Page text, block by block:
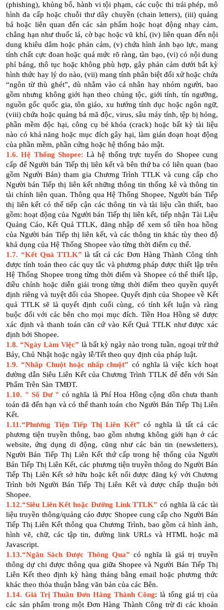
(phishing), khủng bố, hành vi tội phạm, các cuộc thi trái phép, mô
hình đa cấp hoặc chuỗi thư dây chuyền (chain letters), (iii) quảng
bá hoặc liên quan đến các sản phẩm hoặc hoạt động nhạy cảm,
chẳng hạn như thuốc lá, cờ bạc hoặc vũ khí, (iv) liên quan đến nội
dung khiêu dâm hoặc phản cảm, (v) chứa hình ảnh bạo lực, mang
tính chất cực đoan hoặc quá mức rõ ràng, tàn bạo, (vi) có nội dung
phỉ báng, thô tục hoặc không phù hợp, gây phản cảm dưới bất kỳ
hình thức hay lý do nào, (vii) mang tính phân biệt đối xử hoặc chứa
“ngôn từ thù ghét”, dù nhằm vào cá nhân hay nhóm người, bao
gồm nhưng không giới hạn theo chủng tộc, giới tính, tín ngưỡng,
nguồn gốc quốc gia, tôn giáo, xu hướng tính dục hoặc ngôn ngữ,
(viii) chứa hoặc quảng bá mã độc, virus, sâu máy tính, tệp bị hỏng,
phần mềm độc hại, công cụ bẻ khóa (crack) hoặc bất kỳ tài liệu
nào có khả năng hoặc mục đích gây hại, làm gián đoạn hoạt động
của phần mềm, phần cứng hoặc hệ thống bảo mật.
1.6. Hệ Thống Shopee: Là hệ thống trực tuyến do Shopee cung
cấp để Người bán Tiếp thị liên kết và bên thứ ba có liên quan (bao
gồm Người Bán) tham gia Chương Trình TTLK và cung cấp cho
Người bán Tiếp thị liên kết những thông tin thống kê và thông tin
tài chính liên quan. Thông qua Hệ Thống Shopee, Người bán Tiếp
thị liên kết có thể tiếp cận các thông tin và tài liệu cần thiết, bao
gồm: hoạt động của Người bán Tiếp thị liên kết, tiếp nhận Tài Liệu
Quảng Cáo, Kết Quả TTLK, đăng nhập để xem số tiền hoa hồng
của Người bán Tiếp thị liên kết, và các thông tin khác tùy theo độ
khả dụng của Hệ Thống Shopee vào từng thời điểm cụ thể.
1.7. “Kết Quả TTLK” là tất cả các Đơn Hàng Thành Công tính
được tính toán theo các quy tắc và phương pháp được thiết lập trên
Hệ Thống Shopee trong từng thời điểm và Shopee có thể thiết lập,
điều chỉnh hoặc diễn giải trong từng thời điểm theo quyền quyết
định riêng và tuyệt đối của Shopee. Quyết định của Shopee về Kết
quả TTLK sẽ là quyết định cuối cùng, có tính kết luận và ràng
buộc đối với các bên cho mọi mục đích. Tiền Hoa Hồng sẽ được
xác định và thanh toán căn cứ vào Kết Quả TTLK như được xác
định bởi Shopee.
1.8. “Ngày Làm Việc” là bất kỳ ngày nào trong tuần, ngoại trừ thứ
Bảy, Chủ Nhật hoặc ngày lễ/Tết theo quy định của pháp luật.
1.9. “Nhấp Chuột hoặc nhấp chuột” có nghĩa là việc kích hoạt
đường dẫn Siêu Liên Kết của Chương Trình TTLK để đến với Sản
Phẩm Trên Sàn TMĐT.
1.10. " Số Dư " có nghĩa là Phí Hoa Hồng cộng dồn chưa thanh
toán đã đến hạn và có thể thanh toán cho Người Bán Tiếp Thị Liên
Kết.
1.11.“Phương Tiện Tiếp Thị Liên Kết” có nghĩa là tất cả các
phương tiện truyền thông, bao gồm nhưng không giới hạn ở các
website, ứng dụng di động, cũng như các bản tin (newsletters),
Người Bán Tiếp Thị Liên Kết thứ cấp trong hệ thống của Người
Bán Tiếp Thị Liên Kết, các phương tiện truyền thông do Người Bán
Tiếp Thị Liên Kết sở hữu hoặc kết nối được đăng ký với Chương
Trình bởi Người Bán Tiếp Thị Liên Kết và được chấp thuận bởi
Shopee.
1.12.“Siêu Liên Kết hoặc Đường Link TTLK” có nghĩa là các tài
liệu truyền thông/quảng cáo được Shopee cung cấp cho Người Bán
Tiếp Thị Liên Kết thông qua Chương Trình, bao gồm cả hình ảnh,
hình vẽ, chữ, các tập tin, đường link URLs và HTML hoặc mã
Javascript.
1.13.“Ngân Sách Được Thông Qua” có nghĩa là giá trị truyền
thông dự chi được thông qua giữa Shopee và Người Bán Tiếp Thị
Liên Kết theo định kỳ hàng tháng bằng email hoặc phương thức
khác theo thỏa thuận bằng văn bản của các Bên.
1.14. Giá Trị Thuần Đơn Hàng Thành Công: là tổng giá trị của
các sản phẩm trong một Đơn Hàng Thành Công trừ đi các khoản